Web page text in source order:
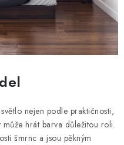
nejen podle praktičnosti,
hrát barva důležitou roli.
šmrnc a jsou pěkným